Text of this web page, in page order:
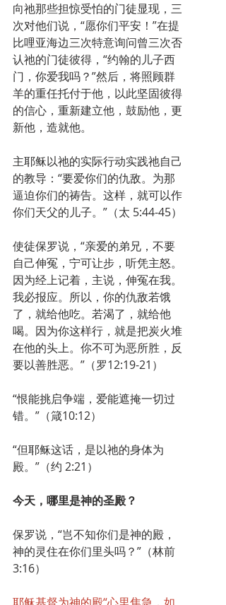
向祂那些担惊受怕的门徒显现，三
次对他们说，“愿你们平安！”在提
比哩亚海边三次特意询问曾三次否
认祂的门徒彼得，“约翰的儿子西
门，你爱我吗？”然后，将照顾群
羊的重任托付于他，以此坚固彼得
的信心，重新建立他，鼓励他，更
新他，造就他。
主耶稣以祂的实际行动实践祂自己
的教导：“要爱你们的仇敌。为那
逼迫你们的祷告。这样，就可以作
你们天父的儿子。”（太 5:44-45）
使徒保罗说，“亲爱的弟兄，不要
自己伸冤，宁可让步，听凭主怒。
因为经上记着，主说，伸冤在我。
我必报应。所以，你的仇敌若饿
了，就给他吃。若渴了，就给他
喝。因为你这样行，就是把炭火堆
在他的头上。你不可为恶所胜，反
要以善胜恶。”（罗12:19-21）
“恨能挑启争端，爱能遮掩一切过
错。”（箴10:12）
“但耶稣这话，是以祂的身体为
殿。”（约 2:21）
今天，哪里是神的圣殿？
保罗说，“岂不知你们是神的殿，
神的灵住在你们里头吗？”（林前
3:16）